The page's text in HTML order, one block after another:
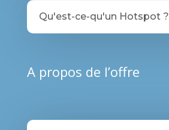
Qu'est-ce-qu'un Hotspot ?
A propos de l’offre